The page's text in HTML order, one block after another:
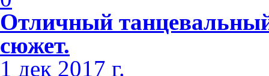
Отличный
сюжет.
1 дек 2017 г.